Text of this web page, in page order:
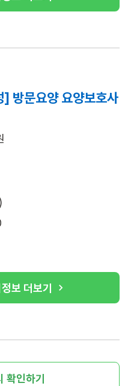
방문요양 요양보호사
보 더보기
확인하기